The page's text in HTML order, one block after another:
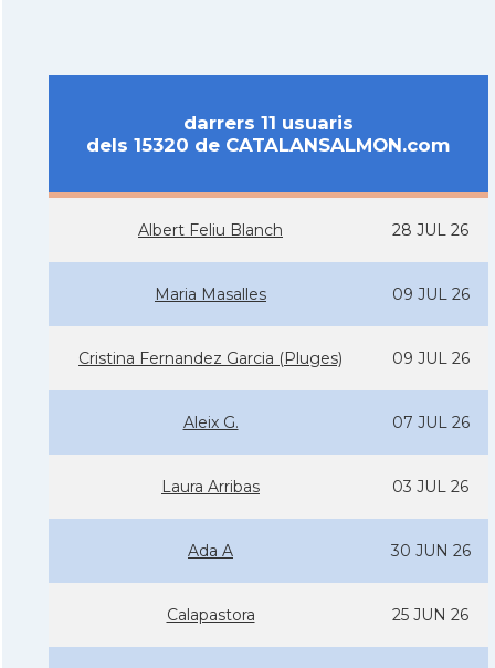
darrers 11 usuaris
dels 15320 de CATALANSALMON.com
Albert Feliu Blanch 28 JUL 26
Maria Masalles 09 JUL 26
Cristina Fernandez Garcia (Pluges) 09 JUL 26
Aleix G. 07 JUL 26
Laura Arribas 03 JUL 26
Ada A 30 JUN 26
Calapastora 25 JUN 26